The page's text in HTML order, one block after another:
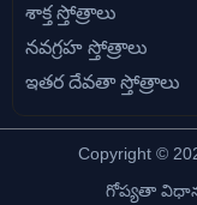
శాక్త స్తోత్రాలు
నవగ్రహ స్తోత్రాలు
ఇతర దేవతా స్తోత్రాలు
Copyright ©
గోప్యతా